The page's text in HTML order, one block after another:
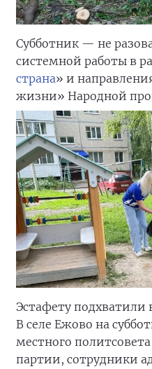
Субботник — не
системной работы в
страна» и
жизни» Народной
Эстафету подхватили
В селе Ежово на
местного
партии, сотрудники